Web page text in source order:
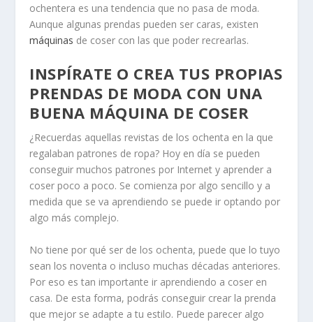
ochentera es una tendencia que no pasa de moda.
Aunque algunas prendas pueden ser caras, existen
máquinas de coser con las que poder recrearlas.
INSPÍRATE O CREA TUS PROPIAS
PRENDAS DE MODA CON UNA
BUENA MÁQUINA DE COSER
¿Recuerdas aquellas revistas de los ochenta en la que
regalaban patrones de ropa? Hoy en día se pueden
conseguir muchos patrones por Internet y aprender a
coser poco a poco. Se comienza por algo sencillo y a
medida que se va aprendiendo se puede ir optando por
algo más complejo.
No tiene por qué ser de los ochenta, puede que lo tuyo
sean los noventa o incluso muchas décadas anteriores.
Por eso es tan importante ir aprendiendo a coser en
casa. De esta forma, podrás conseguir crear la prenda
que mejor se adapte a tu estilo. Puede parecer algo